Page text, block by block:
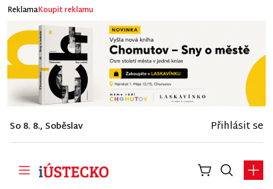
ReklamaKoupit reklamu
So 8. 8., Soběslav Přihlásit se